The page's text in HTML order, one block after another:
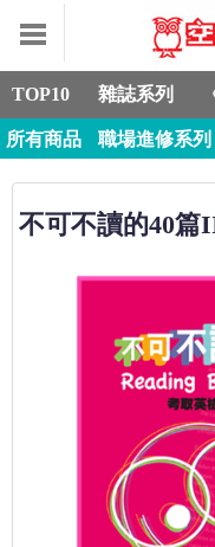
TOP10 雜誌系列
所有商品 職場進修系列
不可不讀的40篇